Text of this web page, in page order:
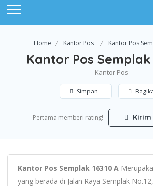
Home Kantor Pos Kantor Pos
Kantor Pos Semplak
Kantor Pos
Simpan
Pertama memberi rating! Kirim
Kantor Pos Semplak 16310 A
yang berada di Jalan Raya Semplak